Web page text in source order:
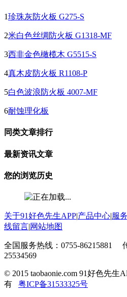
1珍珠灰防火板 G275-S
2米白色丝绸防火板 G1318-MF
3西非金色橄榄木 G5515-S
4真木皮防火板 R1108-P
5白色波浪防火板 4007-MF
6耐蚀理化板
同类文章排行
最新资讯文章
您的浏览历史
关于91好色先生APP|产品中心|服
线留言|网站地图
全国服务热线：0755-86215881 传
25534569
© 2015 taobaonie.com 91好色先
有 粤ICP备31533325号